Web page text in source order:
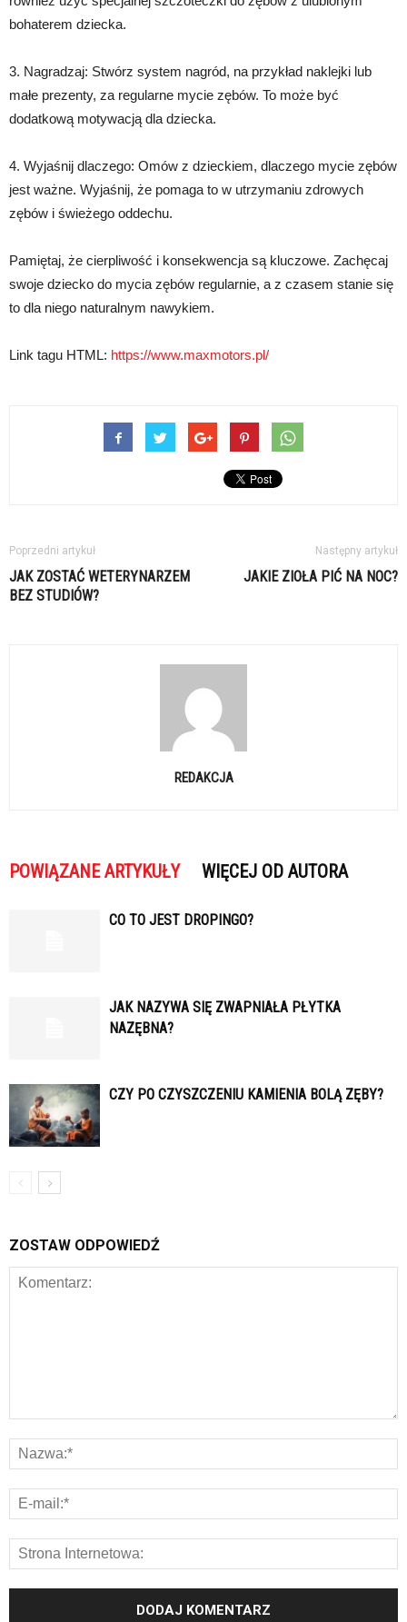
bohaterem dziecka.
3. Nagradzaj: Stwórz system nagród, na przykład naklejki lub
małe prezenty, za regularne mycie zębów. To może być
dodatkową motywacją dla dziecka.
4. Wyjaśnij dlaczego: Omów z dzieckiem, dlaczego mycie zębów
jest ważne. Wyjaśnij, że pomaga to w utrzymaniu zdrowych
zębów i świeżego oddechu.
Pamiętaj, że cierpliwość i konsekwencja są kluczowe. Zachęcaj
swoje dziecko do mycia zębów regularnie, a z czasem stanie się
to dla niego naturalnym nawykiem.
Link tagu HTML: https://www.maxmotors.pl/
Poprzedni artykuł
JAK ZOSTAĆ WETERYNARZEM
BEZ STUDIÓW?
Następny artykuł
JAKIE ZIOŁA PIĆ NA NOC?
REDAKCJA
POWIĄZANE ARTYKUŁY WIĘCEJ OD AUTORA
CO TO JEST DROPINGO?
JAK NAZYWA SIĘ ZWAPNIAŁA PŁYTKA
NAZĘBNA?
CZY PO CZYSZCZENIU KAMIENIA BOLĄ ZĘBY?
ZOSTAW ODPOWIEDŹ